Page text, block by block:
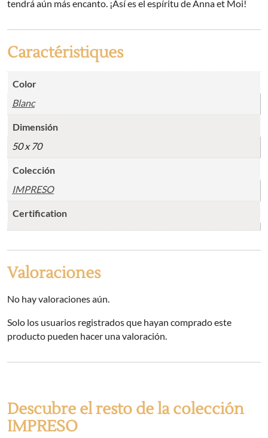
tendrá aún más encanto. ¡Así es el espíritu de Anna et Moi!
Caractéristiques
Color
Blanc
Dimensión
50 x 70
Colección
IMPRESO
Certification
Valoraciones
No hay valoraciones aún.
Solo los usuarios registrados que hayan comprado este
producto pueden hacer una valoración.
Descubre el resto de la colección
IMPRESO